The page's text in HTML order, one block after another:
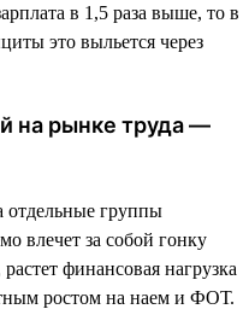
в 1,5 раза выше, то в
это выльется через
на рынке труда —
отдельные группы
влечет за собой гонку
финансовая нагрузка
ростом на наем и ФОТ.